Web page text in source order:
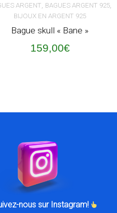
ARGENT, BAGUES ARGENT 925,
BIJOUX EN ARGENT 925
Bague skull « Bane »
159,00€
nous sur Instagram!